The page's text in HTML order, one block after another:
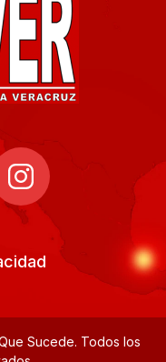
Sucede. Todos los